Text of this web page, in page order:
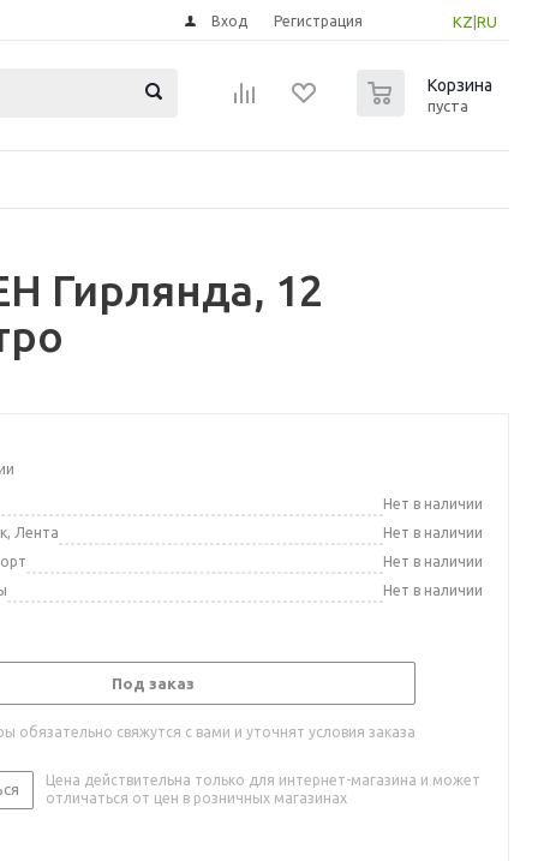
KZ RU
Вход Регистрация
Корзина
пуста
Гирлянда, 12
Нет в наличии
Лента
Нет в наличии
Нет в наличии
Нет в наличии
Под заказ
обязательно свяжутся с вами и уточнят условия заказа
Цена действительна только для интернет-магазина и может
отличаться от цен в розничных магазинах